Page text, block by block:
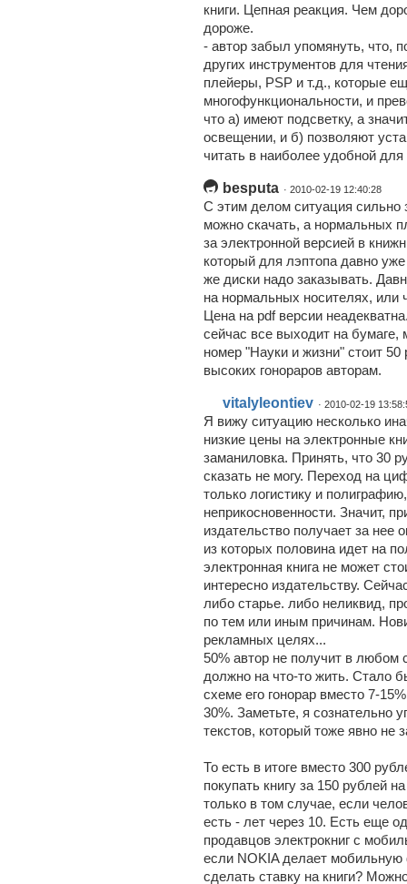
книги. Цепная реакция. Чем
дороже.
- автор забыл упомянуть, что,
других инструментов для
плейеры, PSP и т.д., которые
многофункциональности, и
что а) имеют подсветку, а
освещении, и б) позволяют
читать в наиболее удобной
besputa · 2010-02-19 12:40:28
С этим делом ситуация сильно
можно скачать, а нормальных
за электронной версией в
который для лэптопа давно
же диски надо заказывать.
на нормальных носителях, или
Цена на pdf версии
сейчас все выходит на
номер "Науки и жизни" стоит
высоких гонораров авторам.
vitalyleontiev · 2010-02-19
Я вижу ситуацию несколько
низкие цены на электронные
заманиловка. Принять, что 30
сказать не могу. Переход на
только логистику и
неприкосновенности. Значит,
издательство получает за нее
из которых половина идет на
электронная книга не может
интересно издательству.
либо старье. либо неликвид,
по тем или иным причинам.
рекламных целях...
50% автор не получит в любом
должно на что-то жить. Стало
схеме его гонорар вместо 7-
30%. Заметьте, я сознательно
текстов, который тоже явно не
То есть в итоге вместо 300
покупать книгу за 150 рублей
только в том случае, если
есть - лет через 10. Есть еще
продавцов электрокниг с
если NOKIA делает
сделать ставку на книги?